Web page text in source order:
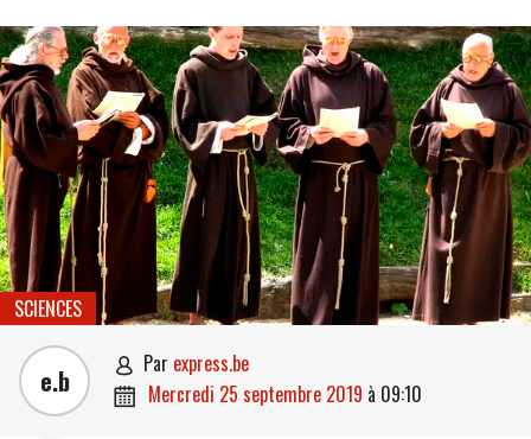
SCIENCES
e.b  par express.be
 mercredi 25 septembre 2019 à 09:10